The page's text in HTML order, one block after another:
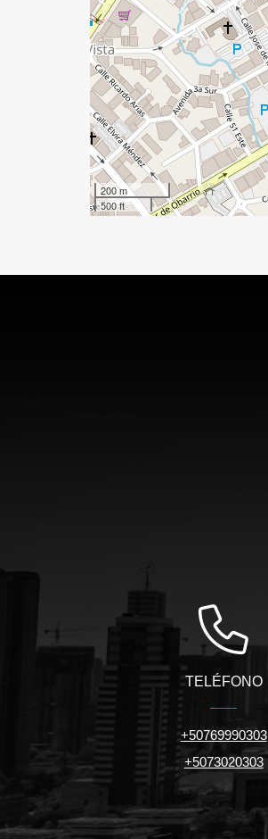
200 m
500 ft
TELÉFONO
+50769990303
+5073020303